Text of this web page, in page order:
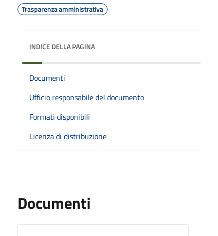
Trasparenza amministrativa
INDICE DELLA PAGINA
Documenti
Ufficio responsabile del documento
Formati disponibili
Licenza di distribuzione
Documenti